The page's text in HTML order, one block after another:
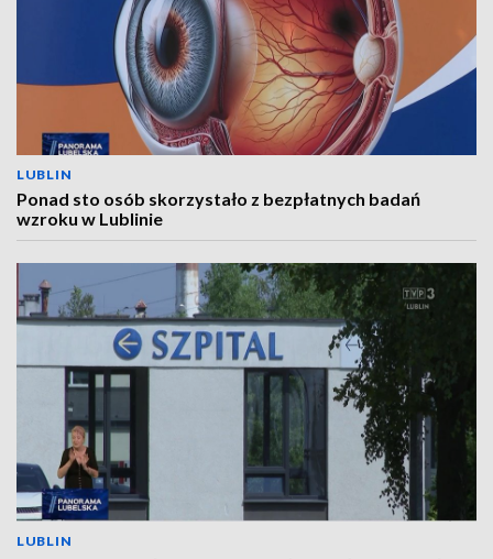
LUBLIN
Ponad sto osób skorzystało z bezpłatnych badań
wzroku w Lublinie
LUBLIN